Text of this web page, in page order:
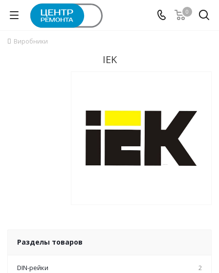
0
Виробники
IEK
Разделы товаров
DIN-рейки
2